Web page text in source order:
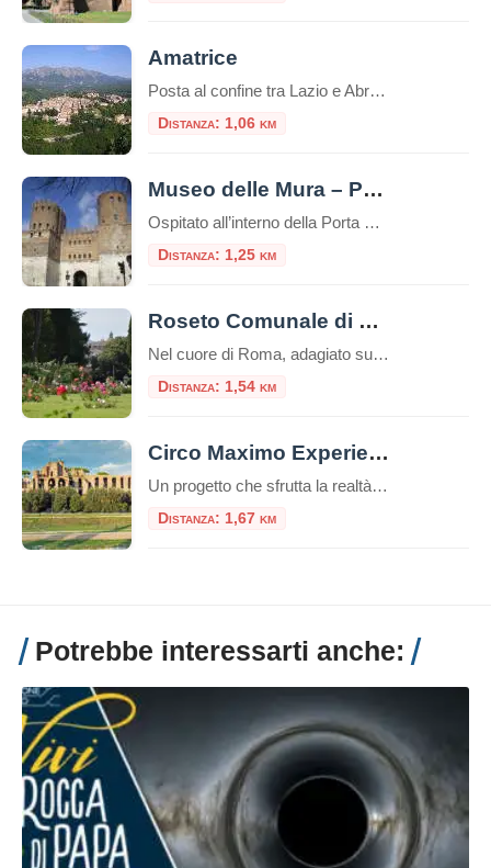
Amatrice
Posta al confine tra Lazio e Abruzzo, si trova Amatrice (955 s.l.m.). Il territorio si articola in un altipiano centrale, tra i 900 e i 1000 metri, ospitante il lago Scandarello e le numerose frazioni che le fanno da contorno.
Distanza: 1,06 km
Museo delle Mura – Porta San Sebastiano
Ospitato all’interno della Porta San Sebastiano delle mura Aureliane, il Museo delle Mura è stato realizzato nel 1990 ed offre ai visitatori un itinerario didattico che ripercorre la storia delle fortificazioni della città, dall’età regia e re
Distanza: 1,25 km
Roseto Comunale di Roma
Nel cuore di Roma, adagiato sulle dolci pendici del colle Aventino, si nasconde un gioiello di rara bellezza: il Roseto Comunale. Lontano dal trambusto del centro, questo incantevole giardino offre una vista mozzafiato che spazia dal Circo Massimo ai resti del Palatino, regalando un’esperienza sensoriale unica tra i profumi e i colori di oltre mille […]
Distanza: 1,54 km
Circo Maximo Experience, l’età imperiale rivive con la realtà virtuale
Un progetto che sfrutta la realtà virtuale e aumentata per trasportare i viaggiatori nel vivo dell’età imperiale: Circo Maximo Experience è una delle proposte più interessanti da trovare nella Capitale, un’occasione per visitare l’area attraversandone le diverse fasi storiche. Ecco come funziona la visita e quali sono i costi. Nuove opportunità per il turismo con […]
Distanza: 1,67 km
Potrebbe interessarti anche: